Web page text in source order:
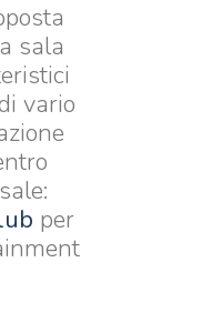
sala
vario
per